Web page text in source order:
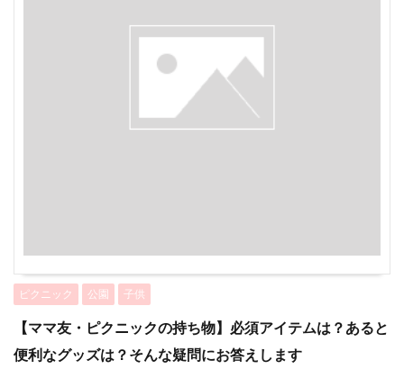
ピクニック 公園 子供
【ママ友・ピクニックの持ち物】必須アイテムは？あると
便利なグッズは？そんな疑問にお答えします